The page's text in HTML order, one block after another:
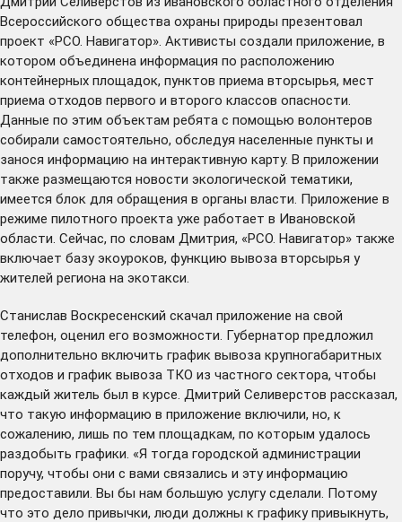
Всероссийского общества охраны природы презентовал
проект «РСО. Навигатор». Активисты создали приложение, в
котором объединена информация по расположению
контейнерных площадок, пунктов приема вторсырья, мест
приема отходов первого и второго классов опасности.
Данные по этим объектам ребята с помощью волонтеров
собирали самостоятельно, обследуя населенные пункты и
занося информацию на интерактивную карту. В приложении
также размещаются новости экологической тематики,
имеется блок для обращения в органы власти. Приложение в
режиме пилотного проекта уже работает в Ивановской
области. Сейчас, по словам Дмитрия, «РСО. Навигатор» также
включает базу экоуроков, функцию вывоза вторсырья у
жителей региона на экотакси.
Станислав Воскресенский скачал приложение на свой
телефон, оценил его возможности. Губернатор предложил
дополнительно включить график вывоза крупногабаритных
отходов и график вывоза ТКО из частного сектора, чтобы
каждый житель был в курсе. Дмитрий Селиверстов рассказал,
что такую информацию в приложение включили, но, к
сожалению, лишь по тем площадкам, по которым удалось
раздобыть графики. «Я тогда городской администрации
поручу, чтобы они с вами связались и эту информацию
предоставили. Вы бы нам большую услугу сделали. Потому
что это дело привычки, люди должны к графику привыкнуть,